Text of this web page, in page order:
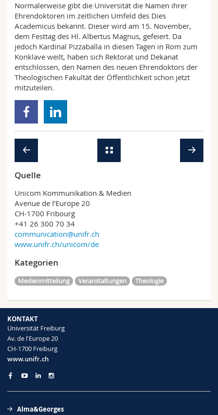
Normalerweise gibt die Universität die Namen ihrer
Ehrendoktoren im zeitlichen Umfeld des Dies
Academicus bekannt. Dieser wird am 15. November,
dem Festtag des Hl. Albertus Magnus, gefeiert. Da
jedoch Kardinal Pizzaballa in diesen Tagen in Rom zum
Konklave weilt, haben sich Rektorat und Dekanat
entschlossen, den Namen des neuen Ehrendoktors der
Theologischen Fakultät der Öffentlichkeit schon jetzt
mitzuteilen.
Quelle
Unicom Kommunikation & Medien
Avenue de l’Europe 20
CH-1700 Fribourg
+41 26 300 70 34
communication@unifr.ch
www.unifr.ch/unicom/de
Kategorien
Medienmitteilung Veranstaltungen Theologie
KONTAKT
Universität Freiburg
Av. de l'Europe 20
CH-1700 Freiburg
www.unifr.ch
Alma&Georges